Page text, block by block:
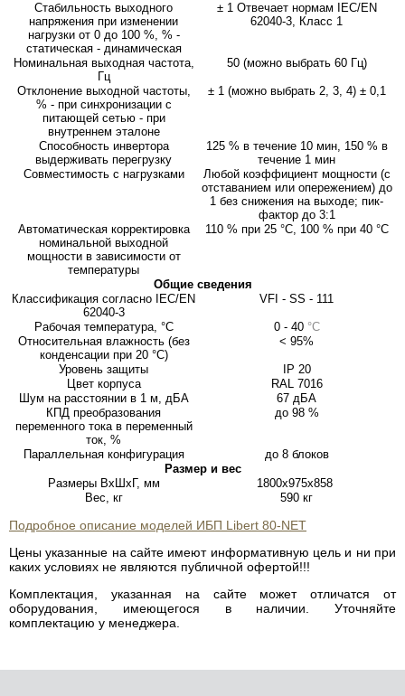
Стабильность выходного
напряжения при изменении
нагрузки от 0 до 100 %, % -
статическая - динамическая
± 1 Отвечает нормам IEC/EN
62040-3, Класс 1
Номинальная выходная частота,
Гц
50 (можно выбрать 60 Гц)
Отклонение выходной частоты,
% - при синхронизации с
питающей сетью - при
внутреннем эталоне
± 1 (можно выбрать 2, 3, 4) ± 0,1
Способность инвертора
выдерживать перегрузку
125 % в течение 10 мин, 150 % в
течение 1 мин
Совместимость с нагрузками
Любой коэффициент мощности (с
отставанием или опережением) до
1 без снижения на выходе; пик-
фактор до 3:1
Автоматическая корректировка
номинальной выходной
мощности в зависимости от
температуры
110 % при 25 °C, 100 % при 40 °C
Общие сведения
Классификация согласно IEC/EN
62040-3
VFI - SS - 111
Рабочая температура, °C 0 - 40 °C
Относительная влажность (без
конденсации при 20 °C)
< 95%
Уровень защиты
IP 20
Цвет корпуса
RAL 7016
Шум на расстоянии в 1 м, дБА
67 дБА
КПД преобразования
переменного тока в переменный
ток, %
до 98 %
Параллельная конфигурация
до 8 блоков
Размер и вес
Размеры ВхШхГ, мм
1800х975х858
Вес, кг
590 кг
Подробное описание моделей ИБП Libert 80-NET
Цены указанные на сайте имеют информативную цель и ни при
каких условиях не являются публичной офертой!!!
Комплектация, указанная на сайте может отличатся от
оборудования, имеющегося в наличии. Уточняйте
комплектацию у менеджера.